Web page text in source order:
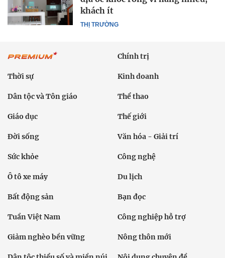
THỊ TRƯỜNG
khách ít
Chính trị
Thời sự Kinh doanh
Dân tộc và Tôn giáo Thể thao
Giáo dục Thế giới
Đời sống Văn hóa - Giải trí
Sức khỏe Công nghệ
Ô tô xe máy Du lịch
Bất động sản Bạn đọc
Tuần Việt Nam Công nghiệp hỗ trợ
Giảm nghèo bền vững Nông thôn mới